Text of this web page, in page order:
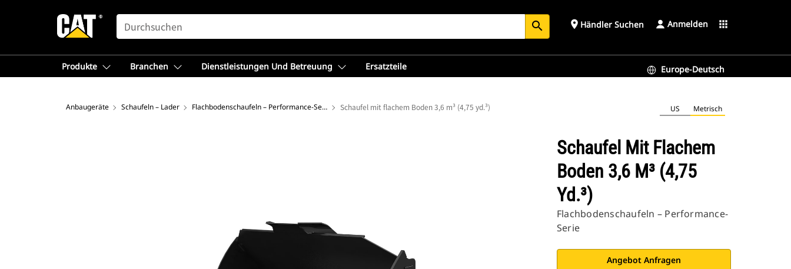
SEARCH search place Händler Suchen Anmelden apps
Produkte Branchen Dienstleistungen Und Betreuung Ersatzteile Europe-Deutsch
Anbaugeräte Schaufeln – Lader Flachbodenschaufeln – Performance-Serie Schaufel mit flachem Boden 3,6 m³ (4,75 yd.³) US Metrisch
Schaufel Mit Flachem
Boden 3,6 M³ (4,75
Yd.³)
Flachbodenschaufeln – Performance-
Serie
Angebot Anfragen